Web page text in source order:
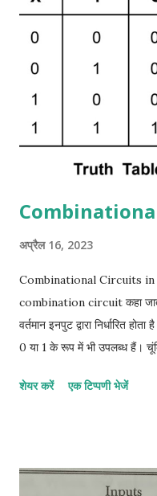
Specified करना आवश्यक है
हैं। हम दो इनपुट वेरिएबल्स के
कि दोनों इनपुट 1 न हों। S
अप्रैल 16, 2023
Combinational Circuits
combination circuit कहा
वर्तमान इनपुट द्वारा निर्धारित
0 या 1 के रूप में भी उपलब्ध हैं।
circuit से जुड़ी होती है। इसके
combinations और semi-
शेयर करें एक टिप्पणी भेजें